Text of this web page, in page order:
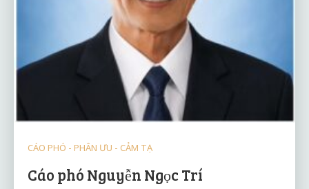
CÁO PHÓ - PHÂN ƯU - CẢM TẠ
Cáo phó Nguyễn Ngọc Trí